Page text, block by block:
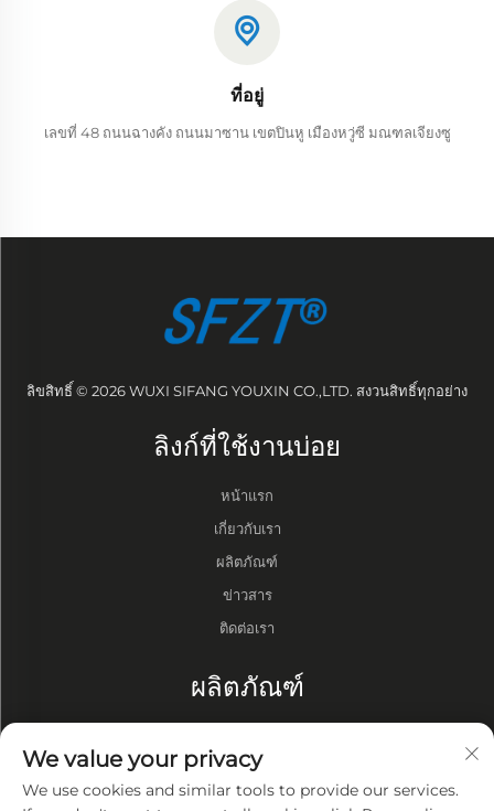
ที่อยู่
เลขที่ 48 ถนนฉางคัง ถนนมาซาน เขตปินหู เมืองหวู่ซี มณฑลเจียงซู
ลิขสิทธิ์ © 2026 WUXI SIFANG YOUXIN CO.,LTD. สงวนสิทธิ์ทุกอย่าง
ลิงก์ที่ใช้งานบ่อย
หน้าแรก
เกี่ยวกับเรา
ผลิตภัณฑ์
ข่าวสาร
ติดต่อเรา
ผลิตภัณฑ์
ปั๊มสุญญากาศ
We value your privacy
We use cookies and similar tools to provide our services.